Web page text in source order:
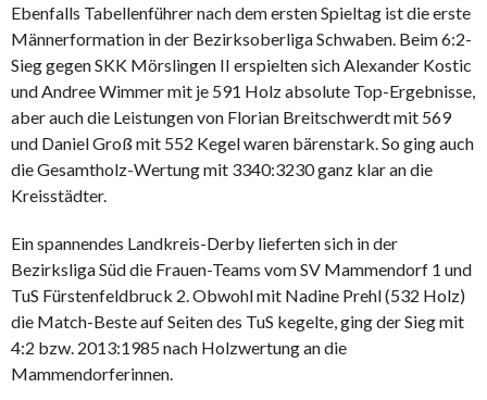
Ebenfalls Tabellenführer nach dem ersten Spieltag ist die erste
Männerformation in der Bezirksoberliga Schwaben. Beim 6:2-
Sieg gegen SKK Mörslingen II erspielten sich Alexander Kostic
und Andree Wimmer mit je 591 Holz absolute Top-Ergebnisse,
aber auch die Leistungen von Florian Breitschwerdt mit 569
und Daniel Groß mit 552 Kegel waren bärenstark. So ging auch
die Gesamtholz-Wertung mit 3340:3230 ganz klar an die
Kreisstädter.
Ein spannendes Landkreis-Derby lieferten sich in der
Bezirksliga Süd die Frauen-Teams vom SV Mammendorf 1 und
TuS Fürstenfeldbruck 2. Obwohl mit Nadine Prehl (532 Holz)
die Match-Beste auf Seiten des TuS kegelte, ging der Sieg mit
4:2 bzw. 2013:1985 nach Holzwertung an die
Mammendorferinnen.